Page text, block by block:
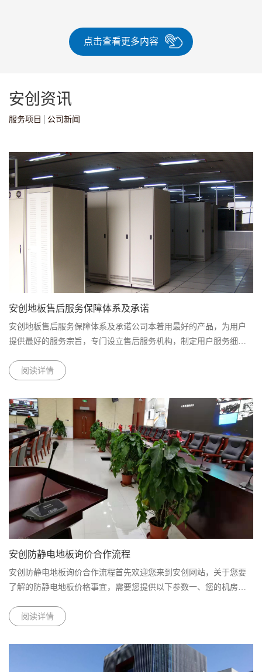
点击查看更多内容
安创资讯
服务项目 公司新闻
安创地板售后服务保障体系及承诺
安创地板售后服务保障体系及承诺公司本着用最好的产品，为用户
提供最好的服务宗旨，专门设立售后服务机构，制定用户服务细则
公司对产品在质保期一年......
阅读详情
安创防静电地板询价合作流程
安创防静电地板询价合作流程首先欢迎您来到安创网站，关于您要
了解的防静电地板价格事宜，需要您提供以下参数一、您的机房项
使用量，以免浪费）三、您的......
阅读详情